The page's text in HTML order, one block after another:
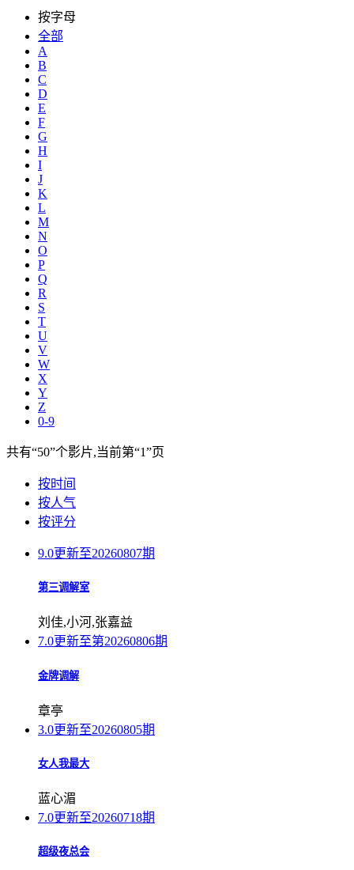
按字母
全部
A
B
C
D
E
F
G
H
I
J
K
L
M
N
O
P
Q
R
S
T
U
V
W
X
Y
Z
0-9
共有“50”个影片,当前第“1”页
按时间
按人气
按评分
9.0更新至20260807期
第三调解室
刘佳,小河,张嘉益
7.0更新至第20260806期
金牌调解
章亭
3.0更新至20260805期
女人我最大
蓝心湄
7.0更新至20260718期
超级夜总会